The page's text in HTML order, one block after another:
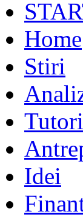
Home
Stiri
Idei